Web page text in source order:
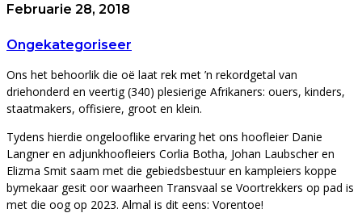
Februarie 28, 2018
Ongekategoriseer
Ons het behoorlik die oë laat rek met ’n rekordgetal van
driehonderd en veertig (340) plesierige Afrikaners: ouers, kinders,
staatmakers, offisiere, groot en klein.
Tydens hierdie ongelooflike ervaring het ons hoofleier Danie
Langner en adjunkhoofleiers Corlia Botha, Johan Laubscher en
Elizma Smit saam met die gebiedsbestuur en kampleiers koppe
bymekaar gesit oor waarheen Transvaal se Voortrekkers op pad is
met die oog op 2023. Almal is dit eens: Vorentoe!